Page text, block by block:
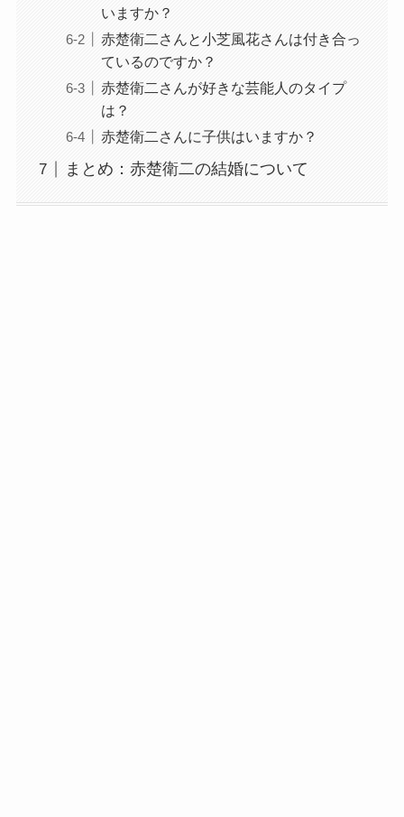
いますか？
赤楚衛二さんと小芝風花さんは付き合っ
ているのですか？
赤楚衛二さんが好きな芸能人のタイプ
は？
赤楚衛二さんに子供はいますか？
まとめ：赤楚衛二の結婚について